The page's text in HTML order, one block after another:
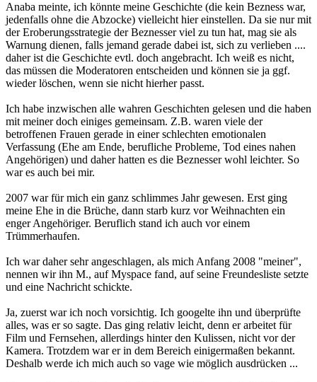
Anaba meinte, ich könnte meine Geschichte (die kein Bezness war,
jedenfalls ohne die Abzocke) vielleicht hier einstellen. Da sie nur mit
der Eroberungsstrategie der Beznesser viel zu tun hat, mag sie als
Warnung dienen, falls jemand gerade dabei ist, sich zu verlieben ....
daher ist die Geschichte evtl. doch angebracht. Ich weiß es nicht,
das müssen die Moderatoren entscheiden und können sie ja ggf.
wieder löschen, wenn sie nicht hierher passt.
Ich habe inzwischen alle wahren Geschichten gelesen und die haben
mit meiner doch einiges gemeinsam. Z.B. waren viele der
betroffenen Frauen gerade in einer schlechten emotionalen
Verfassung (Ehe am Ende, berufliche Probleme, Tod eines nahen
Angehörigen) und daher hatten es die Beznesser wohl leichter. So
war es auch bei mir.
2007 war für mich ein ganz schlimmes Jahr gewesen. Erst ging
meine Ehe in die Brüche, dann starb kurz vor Weihnachten ein
enger Angehöriger. Beruflich stand ich auch vor einem
Trümmerhaufen.
Ich war daher sehr angeschlagen, als mich Anfang 2008 "meiner",
nennen wir ihn M., auf Myspace fand, auf seine Freundesliste setzte
und eine Nachricht schickte.
Ja, zuerst war ich noch vorsichtig. Ich googelte ihn und überprüfte
alles, was er so sagte. Das ging relativ leicht, denn er arbeitet für
Film und Fernsehen, allerdings hinter den Kulissen, nicht vor der
Kamera. Trotzdem war er in dem Bereich einigermaßen bekannt.
Deshalb werde ich mich auch so vage wie möglich ausdrücken ...